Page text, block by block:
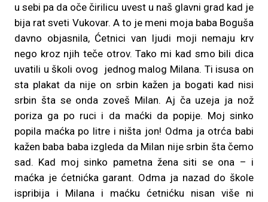
u sebi pa da oče čirilicu uvest u naš glavni grad kad je
bija rat sveti Vukovar. A to je meni moja baba Boguša
davno objasnila, Ćetnici van ljudi moji nemaju krv
nego kroz njih teče otrov. Tako mi kad smo bili dica
uvatili u školi ovog jednog malog Milana. Ti isusa on
sta plakat da nije on srbin kažen ja bogati kad nisi
srbin šta se onda zoveš Milan. Aj ča uzeja ja nož
poriza ga po ruci i da maćki da popije. Moj sinko
popila maćka po litre i ništa jon! Odma ja otrća babi
kažen baba baba izgleda da Milan nije srbin šta čemo
sad. Kad moj sinko pametna žena siti se ona – i
maćka je ćetnićka garant. Odma ja nazad do škole
ispribija i Milana i maćku ćetnićku nisan više ni